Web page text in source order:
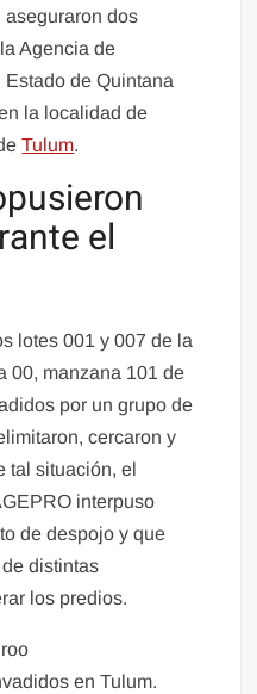
dos
Agencia de
de Quintana
la localidad de
Tulum.
el
lotes 001 y 007 de la
00, manzana 101 de
por un grupo de
cercaron y
tal situación, el
interpuso
de despojo y que
distintas
los predios.
en Tulum.